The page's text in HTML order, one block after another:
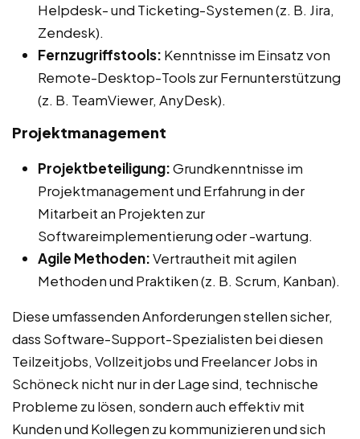
Helpdesk- und Ticketing-Systemen (z. B. Jira,
Zendesk).
Fernzugriffstools: Kenntnisse im Einsatz von
Remote-Desktop-Tools zur Fernunterstützung
(z. B. TeamViewer, AnyDesk).
Projektmanagement
Projektbeteiligung:Grundkenntnisse im
Projektmanagement und Erfahrung in der
Mitarbeit an Projekten zur
Softwareimplementierung oder -wartung.
Agile Methoden:Vertrautheit mit agilen
Methoden und Praktiken (z. B. Scrum, Kanban).
Diese umfassenden Anforderungen stellen sicher,
dass Software-Support-Spezialisten bei diesen
Teilzeitjobs, Vollzeitjobs und Freelancer Jobs in
Schöneck nicht nur in der Lage sind, technische
Probleme zu lösen, sondern auch effektiv mit
Kunden und Kollegen zu kommunizieren und sich